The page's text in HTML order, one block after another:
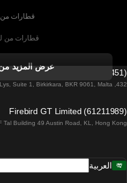
قطارات من
قطارات من
قطارات من
قطارات من
قطارات من
عرض المزيد من
Firebird GT Limited (OC 1451)
432, Triq Fleur de Lys, Suite 1, Birkirkara, BKR 9061, Malta
Firebird GT Limited (61211989)
Tal Building 49 Austin Road, KL, Hong Kong
العربية